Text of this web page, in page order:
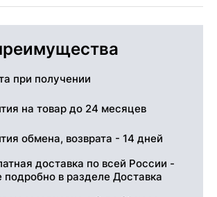
при получении
на товар до 24 месяцев
обмена, возврата - 14 дней
доставка по всей России -
подробно в разделе Доставка